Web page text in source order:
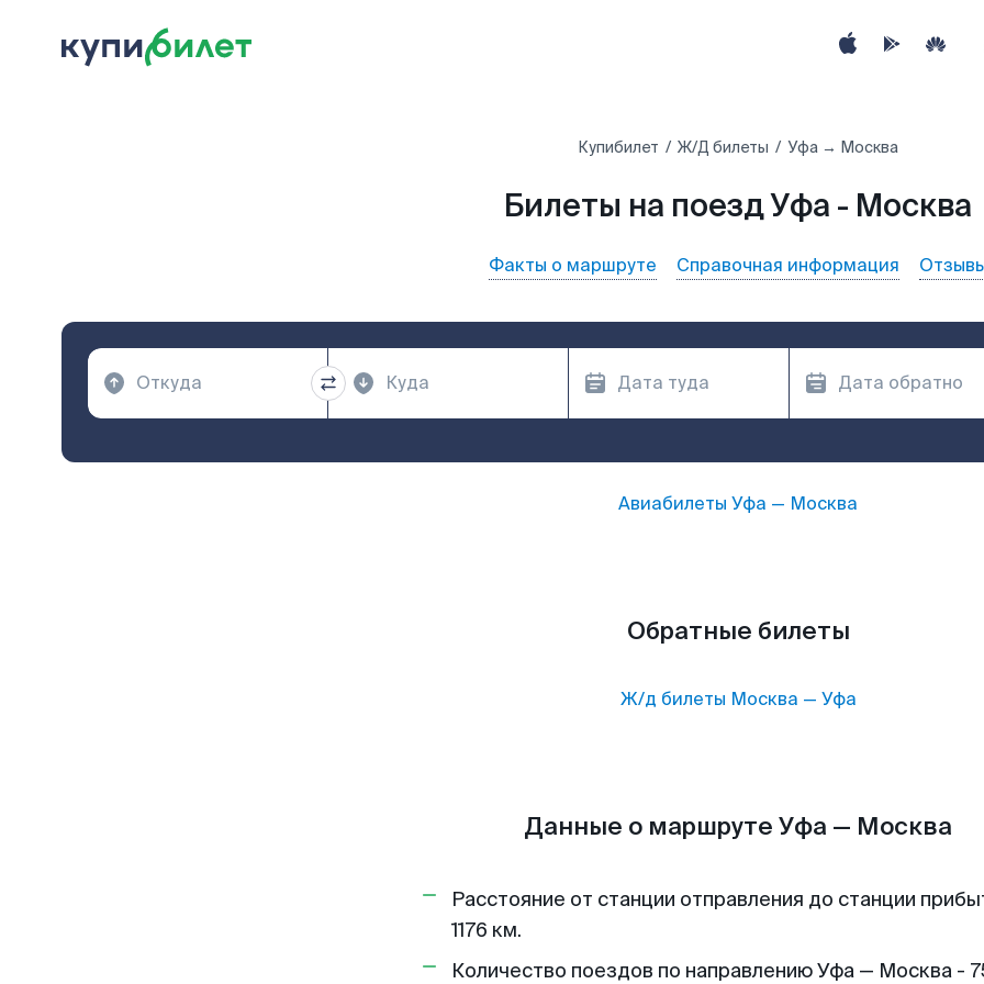
Купибилет Ж/Д билеты Уфа → Москва
Билеты на поезд Уфа - Москва
Факты о маршруте Справочная информация
Авиабилеты Уфа — Москва
Обратные билеты
Ж/д билеты Москва — Уфа
Данные о маршруте Уфа — Москва
Расстояние от станции отправления до станции
1176 км.
Количество поездов по направлению Уфа — Москва -